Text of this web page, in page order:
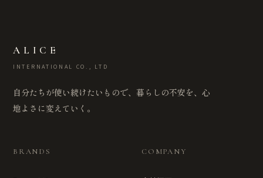
ALICE
INTERNATIONAL CO., LTD
自分たちが使い続けたいもので、暮らしの不安を、心
地よさに変えていく。
BRANDS COMPANY